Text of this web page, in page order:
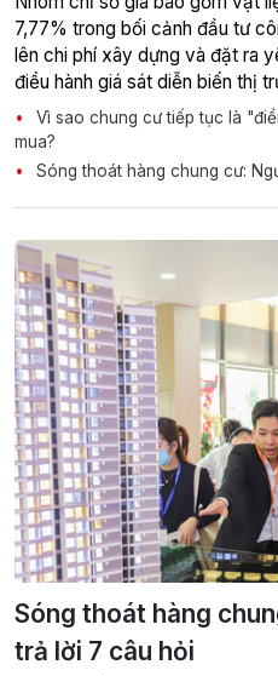
7,77% trong bối cảnh đầu tư
lên chi phí xây dựng và đặt ra
điều hành giá sát diễn biến thị
Vì sao chung cư tiếp tục là
mua?
Sóng thoát hàng chung cư:
Sóng thoát hàng
trả lời 7 câu hỏi